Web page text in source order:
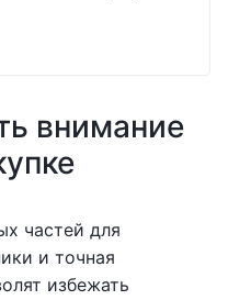
внимание
частей для
и точная
избежать